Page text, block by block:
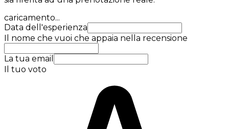
caricamento...
Data dell'esperienza
Il nome che vuoi che appaia nella recensione
La tua email
Il tuo voto